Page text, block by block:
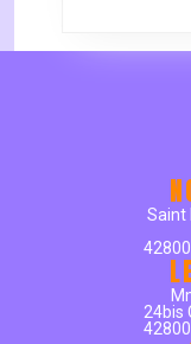
Saint
24bis